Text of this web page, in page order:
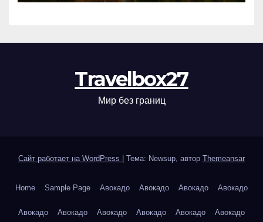
Travelbox27
Мир без границ
Сайт работает на WordPress Тема: Newsup, автор Themeansar
Home Sample Page Авокадо Авокадо Авокадо Авокадо
Авокадо Авокадо Авокадо Авокадо Авокадо Авокадо